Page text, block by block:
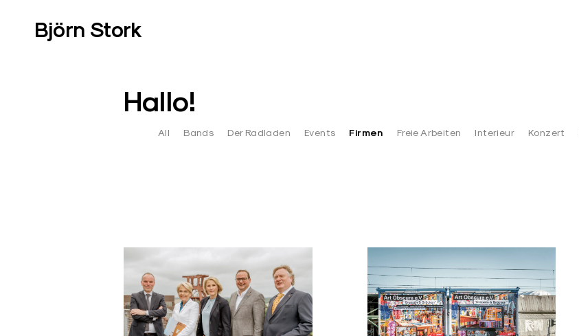
contentBjörn Stork
Hallo!
All Bands Der Radladen Events Firmen Freie Arbeiten Interieur Konzert